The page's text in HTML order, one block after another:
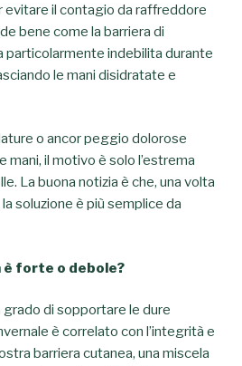
evitare il contagio da raffreddore
bene come la barriera di
particolarmente indebilita durante
le mani disidratate e
o ancor peggio dolorose
mani, il motivo è solo l’estrema
La buona notizia è che, una volta
soluzione è più semplice da
è forte o debole?
grado di sopportare le dure
è correlato con l’integrità e
barriera cutanea, una miscela